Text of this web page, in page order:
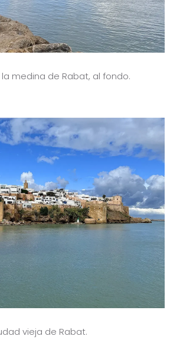
medina de Rabat, al fondo.
vieja de Rabat.